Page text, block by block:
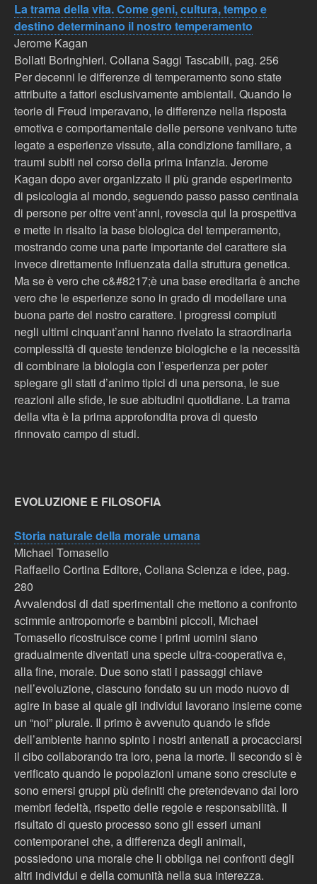
La trama della vita. Come geni, cultura, tempo e
destino determinano il nostro temperamento
Jerome Kagan
Bollati Boringhieri. Collana Saggi Tascabili, pag. 256
Per decenni le differenze di temperamento sono state
attribuite a fattori esclusivamente ambientali. Quando le
teorie di Freud imperavano, le differenze nella risposta
emotiva e comportamentale delle persone venivano tutte
legate a esperienze vissute, alla condizione familiare, a
traumi subiti nel corso della prima infanzia. Jerome
Kagan dopo aver organizzato il più grande esperimento
di psicologia al mondo, seguendo passo passo centinaia
di persone per oltre vent’anni, rovescia qui la prospettiva
e mette in risalto la base biologica del temperamento,
mostrando come una parte importante del carattere sia
invece direttamente influenzata dalla struttura genetica.
Ma se è vero che c&#8217;è una base ereditaria è anche
vero che le esperienze sono in grado di modellare una
buona parte del nostro carattere. I progressi compiuti
negli ultimi cinquant’anni hanno rivelato la straordinaria
complessità di queste tendenze biologiche e la necessità
di combinare la biologia con l’esperienza per poter
spiegare gli stati d’animo tipici di una persona, le sue
reazioni alle sfide, le sue abitudini quotidiane. La trama
della vita è la prima approfondita prova di questo
rinnovato campo di studi.
EVOLUZIONE E FILOSOFIA
Storia naturale della morale umana
Michael Tomasello
Raffaello Cortina Editore, Collana Scienza e idee, pag.
280
Avvalendosi di dati sperimentali che mettono a confronto
scimmie antropomorfe e bambini piccoli, Michael
Tomasello ricostruisce come i primi uomini siano
gradualmente diventati una specie ultra-cooperativa e,
alla fine, morale. Due sono stati i passaggi chiave
nell’evoluzione, ciascuno fondato su un modo nuovo di
agire in base al quale gli individui lavorano insieme come
un “noi” plurale. Il primo è avvenuto quando le sfide
dell’ambiente hanno spinto i nostri antenati a procacciarsi
il cibo collaborando tra loro, pena la morte. Il secondo si è
verificato quando le popolazioni umane sono cresciute e
sono emersi gruppi più definiti che pretendevano dai loro
membri fedeltà, rispetto delle regole e responsabilità. Il
risultato di questo processo sono gli esseri umani
contemporanei che, a differenza degli animali,
possiedono una morale che li obbliga nei confronti degli
altri individui e della comunità nella sua interezza.